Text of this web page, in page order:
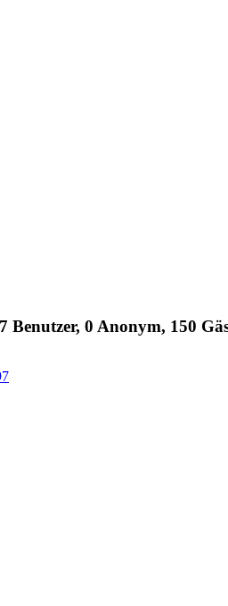
7 Benutzer, 0 Anonym, 150